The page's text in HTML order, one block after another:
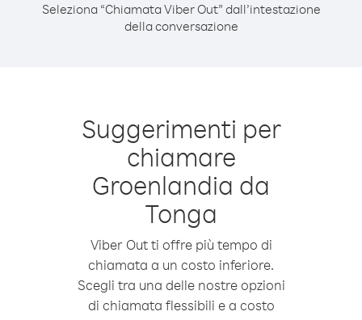
Seleziona “Chiamata Viber Out” dall’intestazione
della conversazione
Suggerimenti per
chiamare
Groenlandia da
Tonga
Viber Out ti offre più tempo di
chiamata a un costo inferiore.
Scegli tra una delle nostre opzioni
di chiamata flessibili e a costo